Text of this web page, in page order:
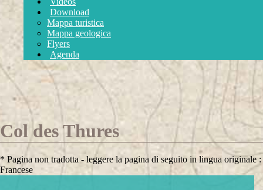
Download
Mappa turistica
Mappa geologica
Flyers
Agenda
Col des Thures
* Pagina non tradotta - leggere la pagina di seguito in lingua originale :
Francese